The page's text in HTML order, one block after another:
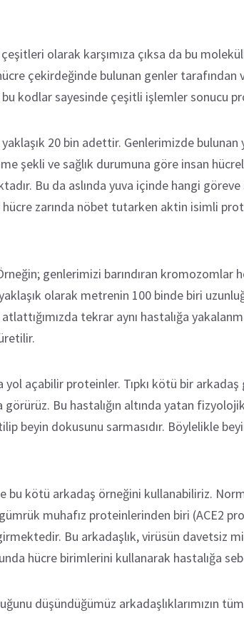
olarak karşımıza çıksa da bu
çekirdeğinde bulunan genler
bu kodlar sayesinde çeşitli işlemler sonucu
20 bin adettir. Genlerimizde
şekli ve sağlık durumuna göre insan
Bu da aslında yuva içinde hangi göreve
zarında nöbet tutarken aktin isimli
genlerimizi barındıran kromozomlar
olarak metrenin 100 binde biri
tekrar aynı hastalığa
yol açabilir proteinler. Tıpkı kötü bir
Bu hastalığın altında yatan
beyin dokusunu sarmasıdır. Böylelikle
bu kötü arkadaş örneğini kullanabiliriz.
muhafız proteinlerinden biri (ACE2
Bu arkadaşlık, virüsün davetsiz
hücre birimlerini kullanarak hastalığa
düşündüğümüz arkadaşlıklarımızın